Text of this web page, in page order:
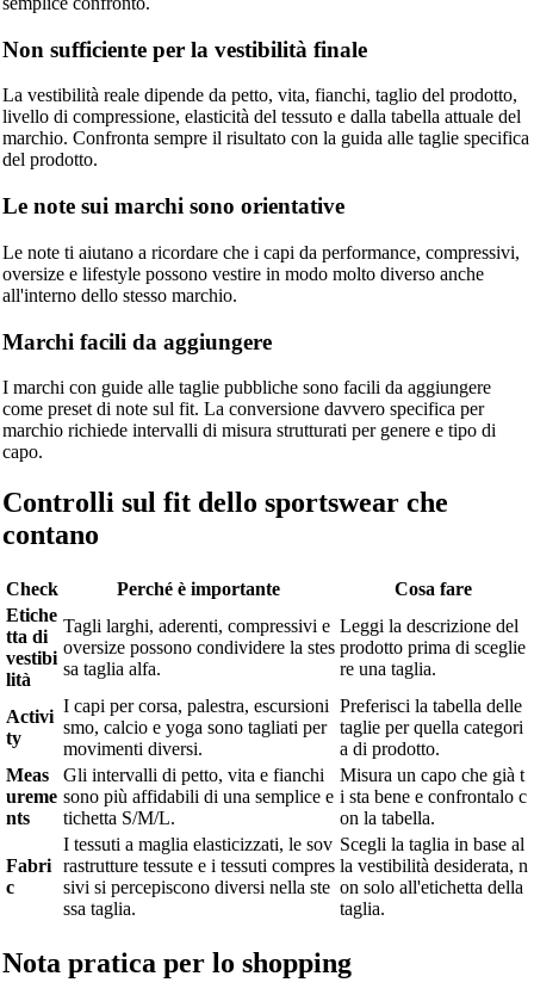
Non sufficiente per la vestibilità finale
La vestibilità reale dipende da petto, vita, fianchi, taglio del prodotto,
livello di compressione, elasticità del tessuto e dalla tabella attuale del
marchio. Confronta sempre il risultato con la guida alle taglie specifica
del prodotto.
Le note sui marchi sono orientative
Le note ti aiutano a ricordare che i capi da performance, compressivi,
oversize e lifestyle possono vestire in modo molto diverso anche
all'interno dello stesso marchio.
Marchi facili da aggiungere
I marchi con guide alle taglie pubbliche sono facili da aggiungere
come preset di note sul fit. La conversione davvero specifica per
marchio richiede intervalli di misura strutturati per genere e tipo di
capo.
Controlli sul fit dello sportswear che
contano
Check Perché è importante
Cosa fare
Etiche
tta di
vestibi
lità
Tagli larghi, aderenti, compressivi e
oversize possono condividere la stes
sa taglia alfa.
Leggi la descrizione del
prodotto prima di sceglie
re una taglia.
Activi
ty
I capi per corsa, palestra, escursioni
smo, calcio e yoga sono tagliati per
movimenti diversi.
Preferisci la tabella delle
taglie per quella categori
a di prodotto.
Meas
ureme
nts
Gli intervalli di petto, vita e fianchi
sono più affidabili di una semplice e
tichetta S/M/L.
Misura un capo che già t
i sta bene e confrontalo c
on la tabella.
Fabri
c
I tessuti a maglia elasticizzati, le sov
rastrutture tessute e i tessuti compres
sivi si percepiscono diversi nella ste
ssa taglia.
Scegli la taglia in base al
la vestibilità desiderata, n
on solo all'etichetta della
taglia.
Nota pratica per lo shopping